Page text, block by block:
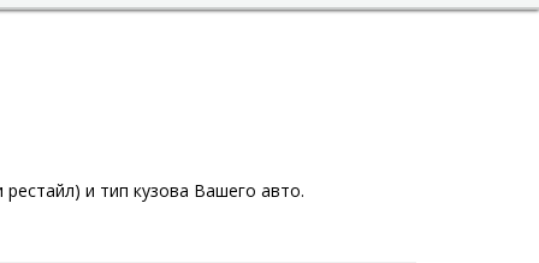
и тип кузова Вашего авто.